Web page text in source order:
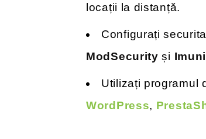
locații la distanță.
Configurați
ModSecurityși
Utilizați programul
WordPress,